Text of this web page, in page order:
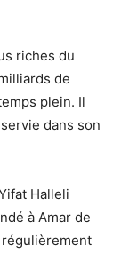
riches du
de
plein. Il
dans son
Halleli
à Amar de